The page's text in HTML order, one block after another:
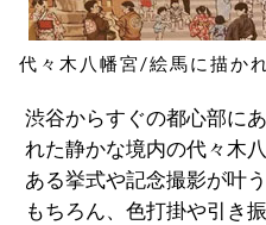
代々木八幡宮/絵馬に描か
渋谷からすぐの都心部に
れた静かな境内の代々木
ある挙式や記念撮影が叶
もちろん、色打掛や引き